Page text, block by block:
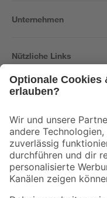
Unternehmen
Nützliche Links
Der toom Newsletter: Keine
Zur Newsletter
Folge uns